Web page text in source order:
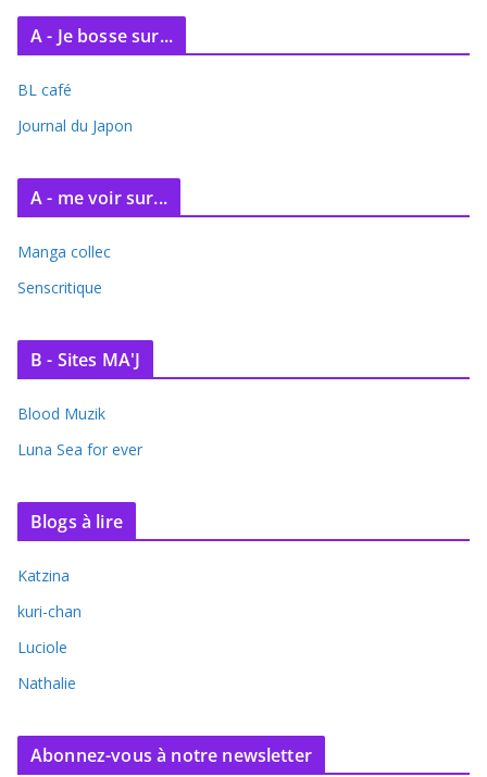
c
v
e
A - Je bosse sur...
BL café
Journal du Japon
A - me voir sur...
Manga collec
Senscritique
B - Sites MA'J
Blood Muzik
Luna Sea for ever
Blogs à lire
Katzina
kuri-chan
Luciole
Nathalie
Abonnez-vous à notre newsletter